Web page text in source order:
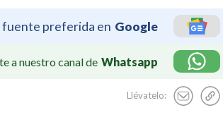
fuente preferida en Google
a nuestro canal de Whatsapp
Llévatelo: